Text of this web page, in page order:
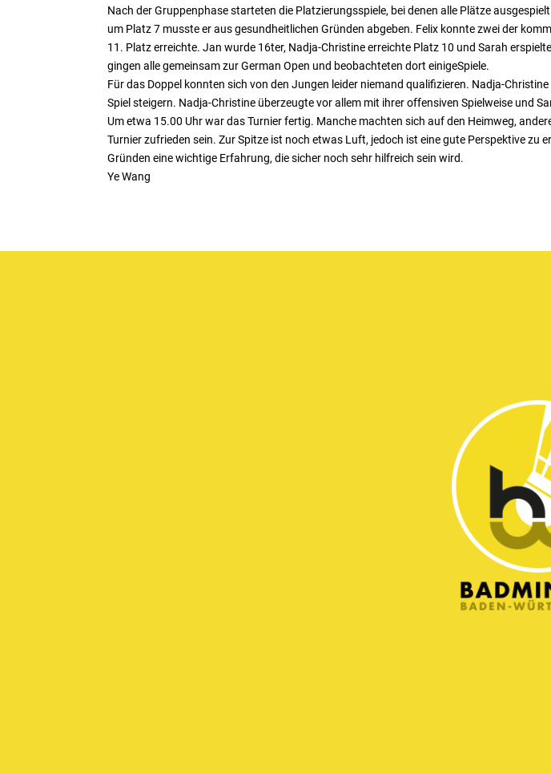
Nach der Gruppenphase starteten die Platzierungsspiele, bei denen alle Plätze
um Platz 7 musste er aus gesundheitlichen Gründen abgeben. Felix konnte zwei der
11. Platz erreichte. Jan wurde 16ter, Nadja-Christine erreichte Platz 10 und Sarah
gingen alle gemeinsam zur German Open und beobachteten dort einigeSpiele.
Für das Doppel konnten sich von den Jungen leider niemand qualifizieren. Nadja-
Spiel steigern. Nadja-Christine überzeugte vor allem mit ihrer offensiven Spielweise und
Um etwa 15.00 Uhr war das Turnier fertig. Manche machten sich auf den Heimweg,
Turnier zufrieden sein. Zur Spitze ist noch etwas Luft, jedoch ist eine gute Perspektive zu
Gründen eine wichtige Erfahrung, die sicher noch sehr hilfreich sein wird.
Ye Wang